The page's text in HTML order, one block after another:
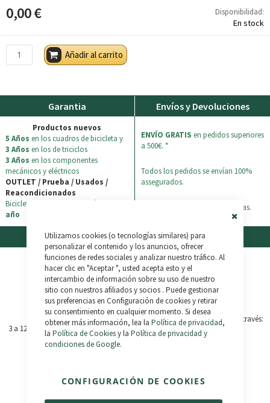
Close
Bar
Utilizamos cookies (o tecnologías similares) para
personalizar el contenido y los anuncios, ofrecer
funciones de redes sociales y analizar nuestro tráfico. Al
hacer clic en "Aceptar ", usted acepta esto y el
intercambio de información sobre su uso de nuestro
sitio con nuestros afiliados y socios . Puede gestionar
sus preferencias en Configuración de cookies y retirar
su consentimiento en cualquier momento. Si desea
obtener más información, lea la Política de privacidad,
la Política de Cookiesy la Política de privacidad y
condiciones de Google.
CONFIGURACIÓN DE COOKIES
0,00 € Disponibilidad:
En stock
Añadir al carrito
Garantia
Productos nuevos
5 Años en los cuadros de bicicleta y
3 Años en los de triciclos
3 Años en los componentes
mecánicos y eléctricos
OUTLET / Prueba / Usados /
Reacondicionados
Bicicletas + triciclos: garantía de
año
Envíos y Devoluciones
ENVÍO GRATIS en pedidos superiores
a 500€. *
Todos los pedidos se envían 100%
assegurados.
Devuelve tu pedido en 30 dias.
Financiación
+ Info
3 a 12 Meses, aprobación inmediata
Soporte
Consulta las Preguntas
Frecuenteso contáctanos a través:
(+34) 987 790 779